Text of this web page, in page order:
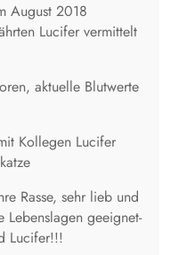
August 2018
Lucifer vermittelt
aktuelle Blutwerte
Kollegen Lucifer
Rasse, sehr lieb und
Lebenslagen geeignet-
Lucifer!!!